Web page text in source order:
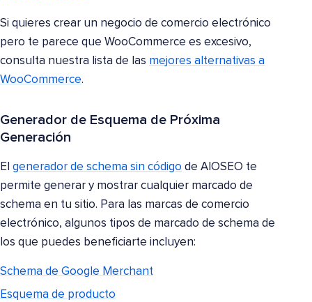
Si quieres crear un negocio de comercio electrónico
pero te parece que WooCommerce es excesivo,
consulta nuestra lista de las mejores alternativas a
WooCommerce.
Generador de Esquema de Próxima
Generación
El generador de schema sin código de AIOSEO te
permite generar y mostrar cualquier marcado de
schema en tu sitio. Para las marcas de comercio
electrónico, algunos tipos de marcado de schema de
los que puedes beneficiarte incluyen:
Schema de Google Merchant
Esquema de producto